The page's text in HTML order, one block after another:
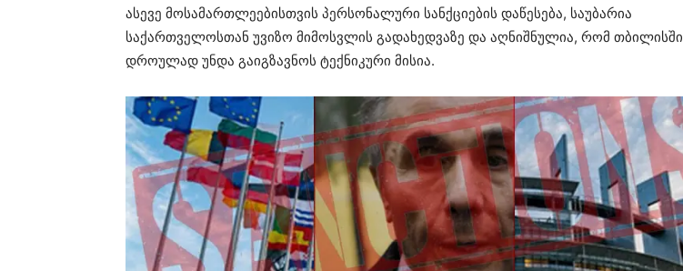
ასევე მოსამართლეებისთვის პერსონალური სანქციების დაწესება, საუბარია
საქართველოსთან უვიზო მიმოსვლის გადახედვაზე და აღნიშნულია, რომ თბილისში
დროულად უნდა გაიგზავნოს ტექნიკური მისია.